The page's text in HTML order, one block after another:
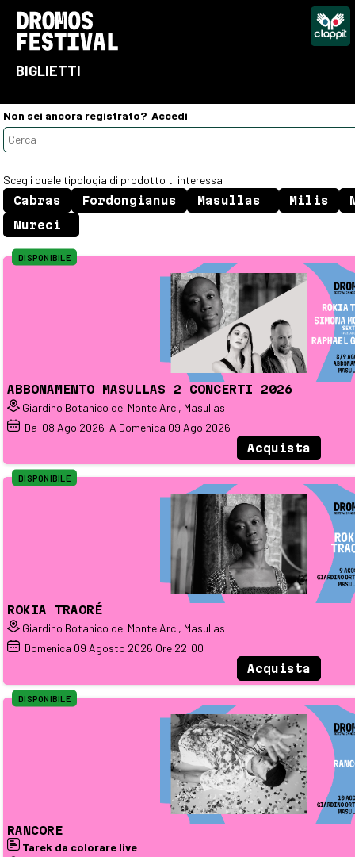
BIGLIETTI
Non sei ancora registrato? Accedi
Scegli quale tipologia di prodotto ti interessa
ABBONAMENTO MASULLAS 2 CONCERTI 2026
Giardino Botanico del Monte Arci, Masullas
Da 08 Ago 2026 A Domenica 09 Ago 2026
DISPONIBILE
Acquista
ROKIA TRAORÉ
Giardino Botanico del Monte Arci, Masullas
Domenica 09 Agosto 2026 Ore 22:00
DISPONIBILE
Acquista
RANCORE
Tarek da colorare live
DISPONIBILE